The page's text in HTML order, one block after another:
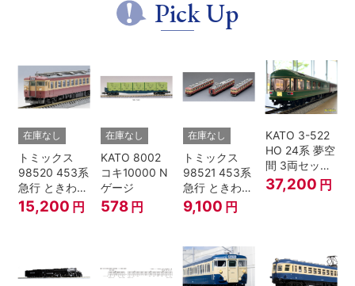
Pick Up
在庫なし
トミックス
98520 453系
急行 ときわ
基本4両セッ
ト Nゲージ
15,200 円
在庫なし
KATO 8002
コキ10000 N
ゲージ
578 円
在庫なし
トミックス
98521 453系
急行 ときわ
増結3両セッ
ト Nゲージ
9,100 円
KATO 3-522
HO 24系 夢空
間 3両セット
HOゲージ
37,200 円